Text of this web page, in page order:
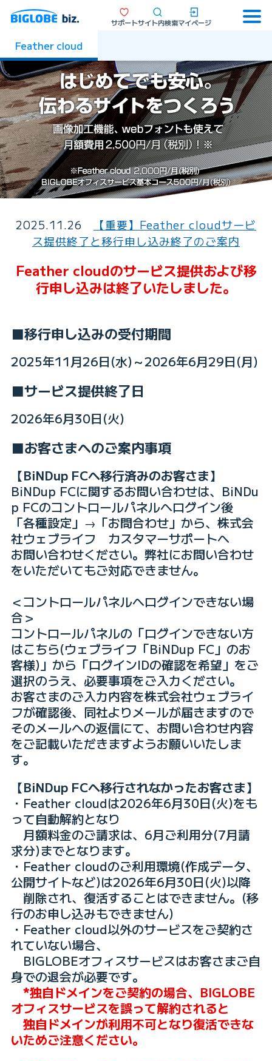
サポートサイト内検索マイページ
Feather cloud
2025.11.26
【重要】Feather cloudサービ
ス提供終了と移行申し込み終了のご案内
Feather cloudのサービス提供および移
行申し込みは終了いたしました。
■移行申し込みの受付期間
2025年11月26日(水)～2026年6月29日(月)
■サービス提供終了日
2026年6月30日(火)
■お客さまへのご案内事項
【BiNDup FCへ移行済みのお客さま】
BiNDup FCに関するお問い合わせは、BiNDu
p FCのコントロールパネルへログイン後
「各種設定」→「お問合わせ」から、株式会
社ウェブライフ カスタマーサポートへ
お問い合わせください。弊社にお問い合わせ
をいただいてもご対応できません。
＜コントロールパネルへログインできない場
合＞
コントロールパネルの「ログインできない方
はこちら(ウェブライフ「BiNDup FC」のお
客様)」から「ログインIDの確認を希望」をご
選択のうえ、必要事項をご入力ください。
お客さまのご入力内容を株式会社ウェブライ
フが確認後、同社よりメールが届きますので
そのメールへの返信にて、お問い合わせ内容
をご記載いただきますようお願いいたしま
す。
【BiNDup FCへ移行されなかったお客さま】
・Feather cloudは2026年6月30日(火)をも
って自動解約となり
月額料金のご請求は、6月ご利用分(7月請
求分)までとなります。
・Feather cloudのご利用環境(作成データ、
公開サイトなど)は2026年6月30日(火)以降
削除され、復活することはできません。(移
行のお申し込みもできません)
・Feather cloud以外のサービスをご契約さ
れていない場合、
BIGLOBEオフィスサービスはお客さまご自
身での退会が必要です。
*独自ドメインをご契約の場合、BIGLOBE
オフィスサービスを誤って解約されると
独自ドメインが利用不可となり復活できな
いためご注意ください。